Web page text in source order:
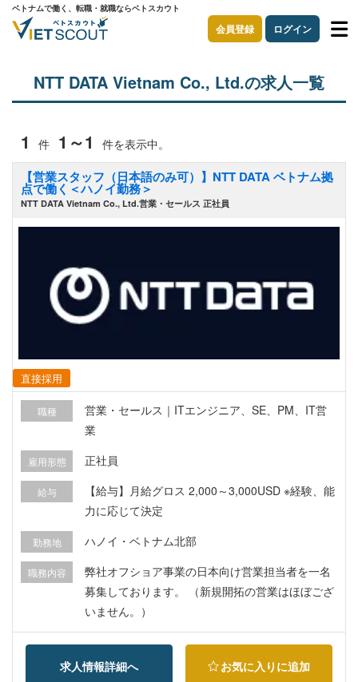
ベトナムで働く、転職・就職ならベトスカウト
会員登録 ログイン
NTT DATA Vietnam Co., Ltd.の求人一覧
1 件 1～1 件を表示中。
【営業スタッフ（日本語のみ可）】NTT DATA ベトナム拠
点で働く＜ハノイ勤務＞
NTT DATA Vietnam Co., Ltd.営業・セールス 正社員
直接採用
職種
営業・セールス｜ITエンジニア、SE、PM、IT営
業
雇用形態 正社員
給与
【給与】月給グロス 2,000～3,000USD ※経験、能
力に応じて決定
勤務地 ハノイ・ベトナム北部
職務内容
弊社オフショア事業の日本向け営業担当者を一名
募集しております。 （新規開拓の営業はほぼござ
いません。）
求人情報詳細へ お気に入りに追加